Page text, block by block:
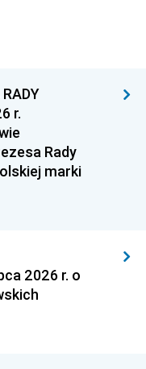
r.
Rady
marki
2026 r. o